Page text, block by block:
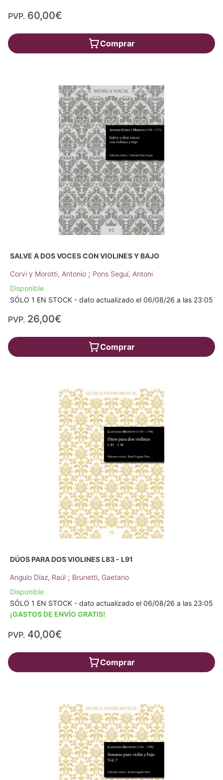
PVP. 60,00€
Comprar
SALVE A DOS VOCES CON VIOLINES Y BAJO
Corvi y Morotti, Antonio ; Pons Seguí, Antoni
Disponible
SÓLO 1 EN STOCK - dato actualizado el 06/08/26 a las 23:05
PVP. 26,00€
Comprar
DÚOS PARA DOS VIOLINES L83 - L91
Angulo Díaz, Raúl ; Brunetti, Gaetano
Disponible
SÓLO 1 EN STOCK - dato actualizado el 06/08/26 a las 23:05
¡GASTOS DE ENVÍO GRATIS!
PVP. 40,00€
Comprar